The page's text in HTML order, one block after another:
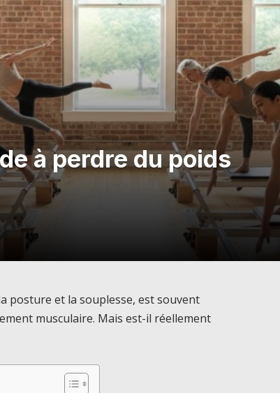
à perdre du poids
posture et la souplesse, est souvent
musculaire. Mais est-il réellement